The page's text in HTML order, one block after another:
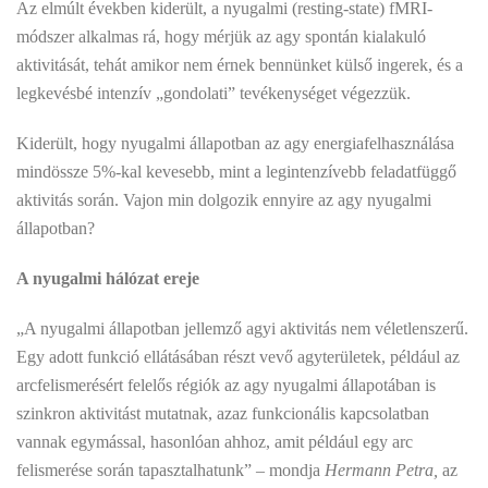
Az elmúlt években kiderült, a nyugalmi (resting-state) fMRI-
módszer alkalmas rá, hogy mérjük az agy spontán kialakuló
aktivitását, tehát amikor nem érnek bennünket külső ingerek, és a
legkevésbé intenzív „gondolati” tevékenységet végezzük.
Kiderült, hogy nyugalmi állapotban az agy energiafelhasználása
mindössze 5%-kal kevesebb, mint a legintenzívebb feladatfüggő
aktivitás során. Vajon min dolgozik ennyire az agy nyugalmi
állapotban?
A nyugalmi hálózat ereje
„A nyugalmi állapotban jellemző agyi aktivitás nem véletlenszerű.
Egy adott funkció ellátásában részt vevő agyterületek, például az
arcfelismerésért felelős régiók az agy nyugalmi állapotában is
szinkron aktivitást mutatnak, azaz funkcionális kapcsolatban
vannak egymással, hasonlóan ahhoz, amit például egy arc
felismerése során tapasztalhatunk” – mondja Hermann Petra, az